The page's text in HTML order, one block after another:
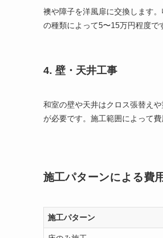
襖や障子を洋風扉に交換します
の種類によって5〜15万円程度で
4. 壁・天井工事
和室の壁や天井はクロス張替え
が必要です。施工範囲によって
施工パターンによる費
施工パターン